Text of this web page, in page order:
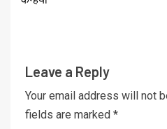
Leave a Reply
Your email address will not
fields are marked *